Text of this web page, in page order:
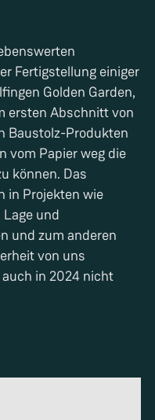
Fertigstellung einiger
Golden Garden,
ersten Abschnitt von
Baustolz-Produkten
vom Papier weg die
können. Das
in Projekten wie
und
und zum anderen
von uns
in 2024 nicht